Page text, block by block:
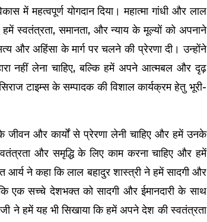
में महत्वपूर्ण योगदान दिया। महात्मा गांधी और लाल
स्वतंत्रता, समानता, और न्याय के मूल्यों को अपनाने
और अहिंसा के मार्ग पर चलने की प्रेरणा दी। उन्होंने
नहीं लेना चाहिए, बल्कि हमें अपने आत्मबल और दृढ़
टाइम्स के सम्पादक की विशाल कार्यक्रम हेतु भूरी-
जीवन और कार्यों से प्रेरणा लेनी चाहिए और हमें उनके
और समृद्धि के लिए काम करना चाहिए और हमें
आर्य ने कहा कि लाल बहादुर शास्त्री ने हमें सादगी और
एक सच्चे देशभक्त को सादगी और ईमानदारी के साथ
ने हमें यह भी सिखाया कि हमें अपने देश की स्वतंत्रता